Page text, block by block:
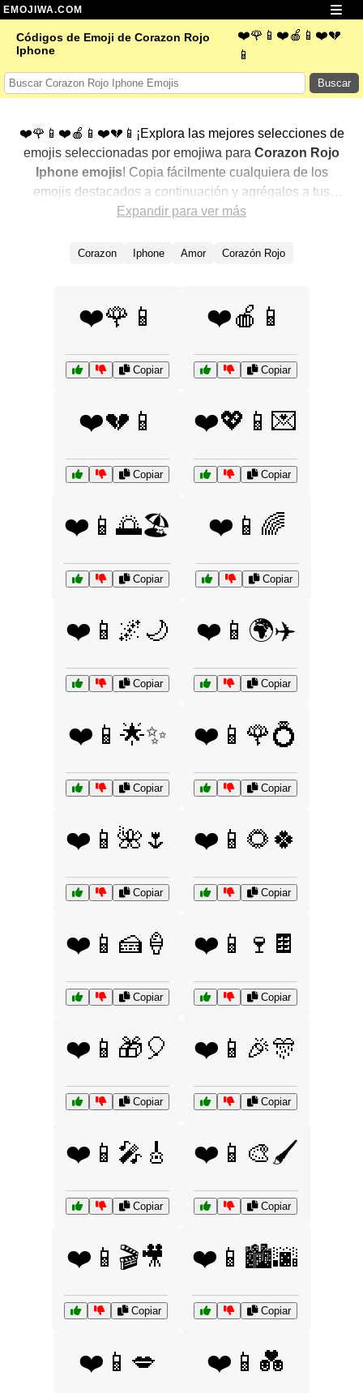
EMOJIWA.COM
Códigos de Emoji de Corazon Rojo
Iphone
❤️🌹📱❤️🍎📱❤️💔
📱
Buscar
❤️🌹📱❤️🍎📱❤️💔📱¡Explora las mejores selecciones de
emojis seleccionadas por emojiwa para Corazon Rojo
Iphone emojis! Copia fácilmente cualquiera de los
emojis destacados a continuación y agrégalos a tus
conversaciones para un toque personalizado. Hemos
mostrando primero los más populares. ¿Buscas más?
Expandir para ver más
Corazon Iphone Amor Corazón Rojo
❤️🌹📱
Copiar
❤️🍎📱
Copiar
❤️💔📱
Copiar
❤️💖📱💌
Copiar
❤️📱🌅🏖️
Copiar
❤️📱🌈
Copiar
❤️📱🌌🌙
Copiar
❤️📱🌍✈️
Copiar
❤️📱🌟✨
Copiar
❤️📱🌹💍
Copiar
❤️📱🌺🌷
Copiar
❤️📱🌻🍀
Copiar
❤️📱🍰🍦
Copiar
❤️📱🍷🍫
Copiar
❤️📱🎁🎈
Copiar
❤️📱🎉🎊
Copiar
❤️📱🎤🎸
Copiar
❤️📱🎨🖌️
Copiar
❤️📱🎬🎥
Copiar
❤️📱🏙️🌆
Copiar
❤️📱💋 ❤️📱💑